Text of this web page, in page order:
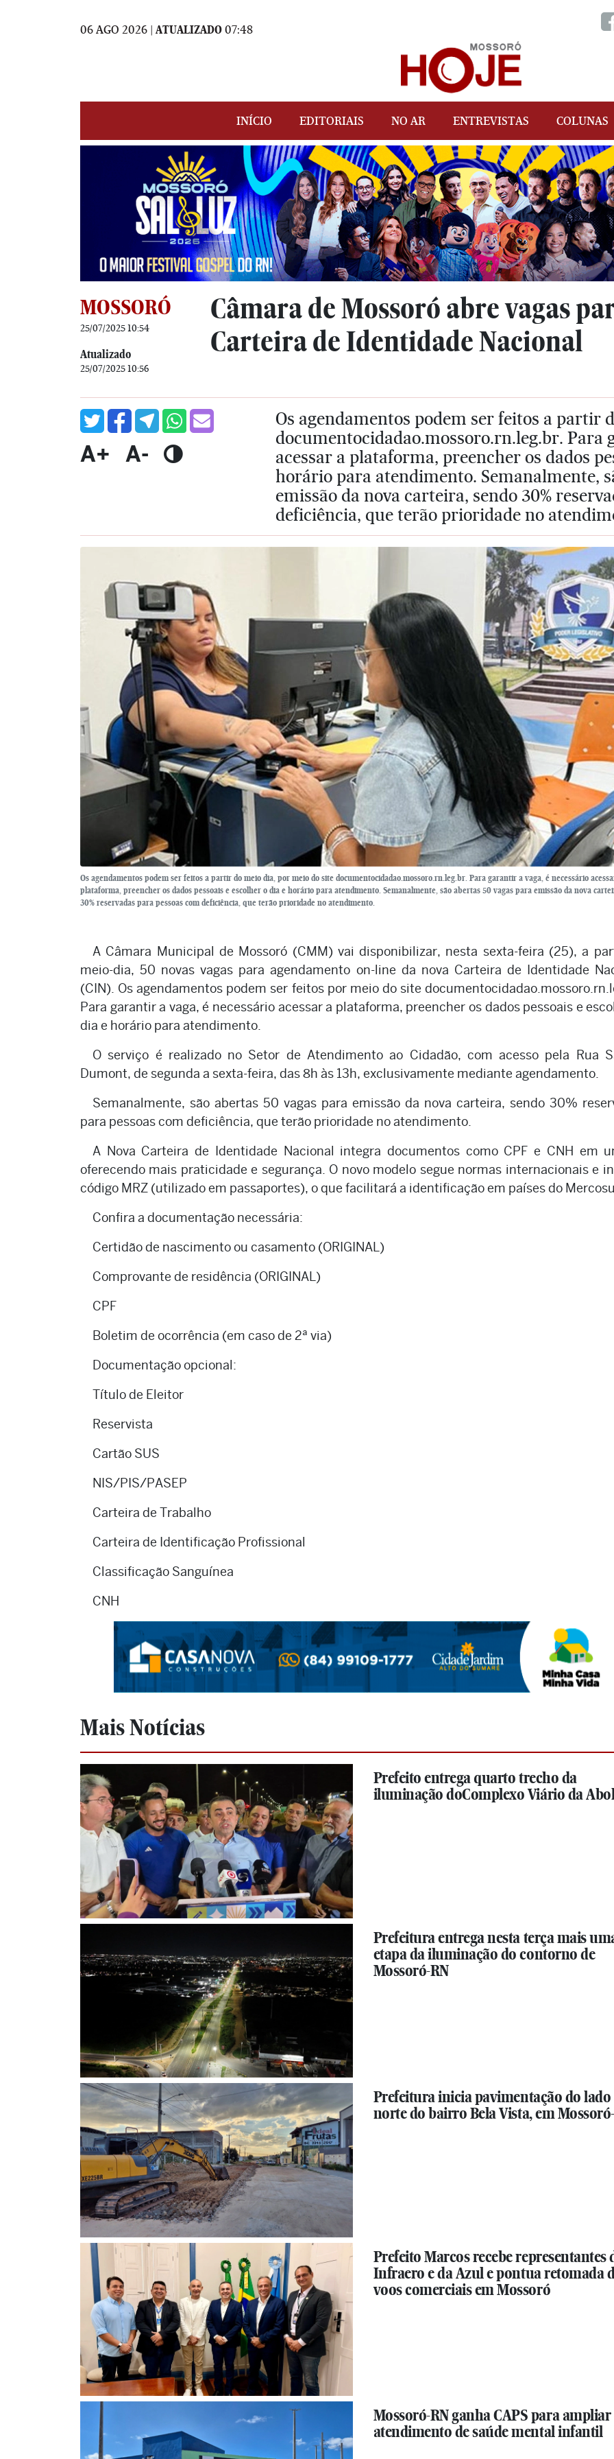
06 AGO 2026 | ATUALIZADO 07:48
INÍCIO EDITORIAIS NO AR ENTREVISTAS COLUNAS
MOSSORÓ
25/07/2025 10:54
Atualizado
25/07/2025 10:56
Câmara de Mossoró abre vagas
Carteira de Identidade Nacional
A+ A-
Os agendamentos podem ser feitos a partir
documentocidadao.mossoro.rn.leg.br. Para
acessar a plataforma, preencher os dados
horário para atendimento. Semanalmente,
emissão da nova carteira, sendo 30%
deficiência, que terão prioridade no
Os agendamentos podem ser feitos a partir do meio dia, por meio do site documentocidadao.mossoro.rn.leg.br. Para garantir a vaga, é necessário
plataforma, preencher os dados pessoais e escolher o dia e horário para atendimento. Semanalmente, são abertas 50 vagas para emissão da nova
30% reservadas para pessoas com deficiência, que terão prioridade no atendimento.
A Câmara Municipal de Mossoró (CMM) vai disponibilizar, nesta sexta-feira (25), a
meio-dia, 50 novas vagas para agendamento on-line da nova Carteira de Identidade
(CIN). Os agendamentos podem ser feitos por meio do site
Para garantir a vaga, é necessário acessar a plataforma, preencher os dados pessoais e
dia e horário para atendimento.
O serviço é realizado no Setor de Atendimento ao Cidadão, com acesso pela Rua
Dumont, de segunda a sexta-feira, das 8h às 13h, exclusivamente mediante agendamento.
Semanalmente, são abertas 50 vagas para emissão da nova carteira, sendo 30%
para pessoas com deficiência, que terão prioridade no atendimento.
A Nova Carteira de Identidade Nacional integra documentos como CPF e CNH em
oferecendo mais praticidade e segurança. O novo modelo segue normas internacionais e
código MRZ (utilizado em passaportes), o que facilitará a identificação em países do
Confira a documentação necessária:
Certidão de nascimento ou casamento (ORIGINAL)
Comprovante de residência (ORIGINAL)
CPF
Boletim de ocorrência (em caso de 2ª via)
Documentação opcional:
Título de Eleitor
Reservista
Cartão SUS
NIS/PIS/PASEP
Carteira de Trabalho
Carteira de Identificação Profissional
Classificação Sanguínea
CNH
Mais Notícias
Prefeito entrega quarto trecho da
iluminação doComplexo Viário da
Prefeitura entrega nesta terça mais
etapa da iluminação do contorno de
Mossoró-RN
Prefeitura inicia pavimentação do lado
norte do bairro Bela Vista, em
Prefeito Marcos recebe representantes
Infraero e da Azul e pontua retomada
voos comerciais em Mossoró
Mossoró-RN ganha CAPS para ampliar
atendimento de saúde mental infantil